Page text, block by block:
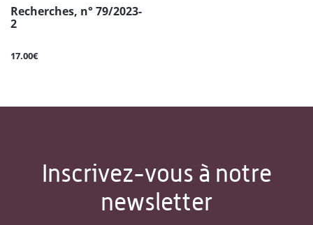
Recherches, n° 79/2023-
2
17.00€
Inscrivez-vous à notre
newsletter